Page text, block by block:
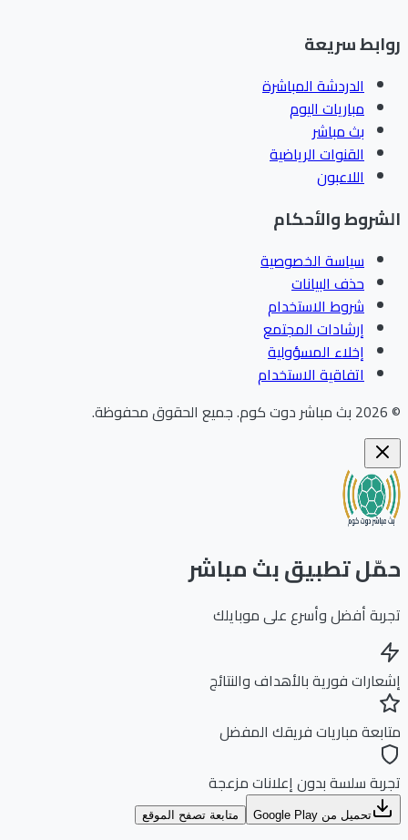
سريعة
الدردشة المباشرة
مباريات اليوم
بث مباشر
القنوات الرياضية
اللاعبون
والأحكام
سياسة الخصوصية
حذف البيانات
شروط الاستخدام
إرشادات المجتمع
إخلاء المسؤولية
اتفاقية الاستخدام
بث مباشر دوت كوم.جميع الحقوق محفوظة.
تطبيق بث مباشر
أفضل وأسرع على موبايلك
فورية بالأهداف والنتائج
مباريات فريقك المفضل
سلسة بدون إعلانات مزعجة
تحميل من Google Play متابعة تصفح الموقع